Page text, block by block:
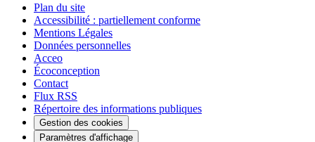
Plan du site
Accessibilité : partiellement conforme
Mentions Légales
Données personnelles
Acceo
Écoconception
Contact
Flux RSS
Répertoire des informations publiques
Gestion des cookies
Paramètres d'affichage